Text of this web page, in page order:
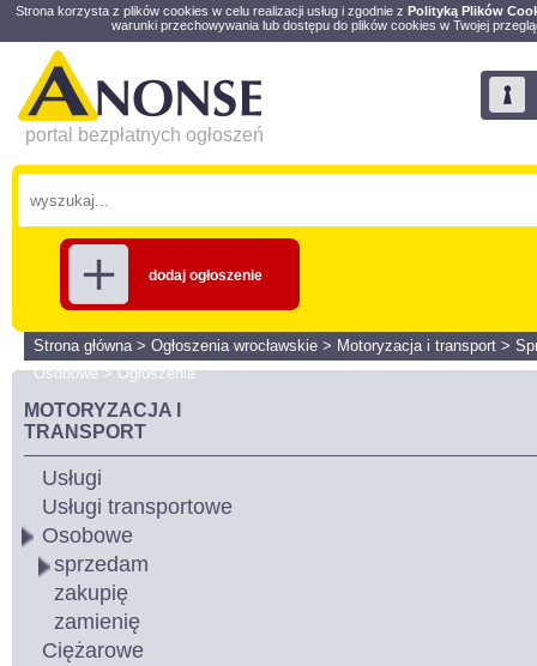
Strona korzysta z plików cookies w celu realizacji usług i zgodnie z Polityką Plików
warunki przechowywania lub dostępu do plików cookies w Twojej
portal bezpłatnych ogłoszeń
dodaj ogłoszenie
Strona główna> Ogłoszenia wrocławskie > Motoryzacja i transport >
Osobowe>Ogłoszenie
MOTORYZACJA I
TRANSPORT
Usługi
Usługi transportowe
Osobowe
sprzedam
zakupię
zamienię
Ciężarowe